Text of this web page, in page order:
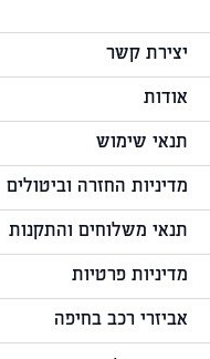
יצירת קשר
אודות
תנאי שימוש
מדיניות החזרה וביטולים
תנאי משלוחים והתקנות
מדיניות פרטיות
אביזרי רכב בחיפה